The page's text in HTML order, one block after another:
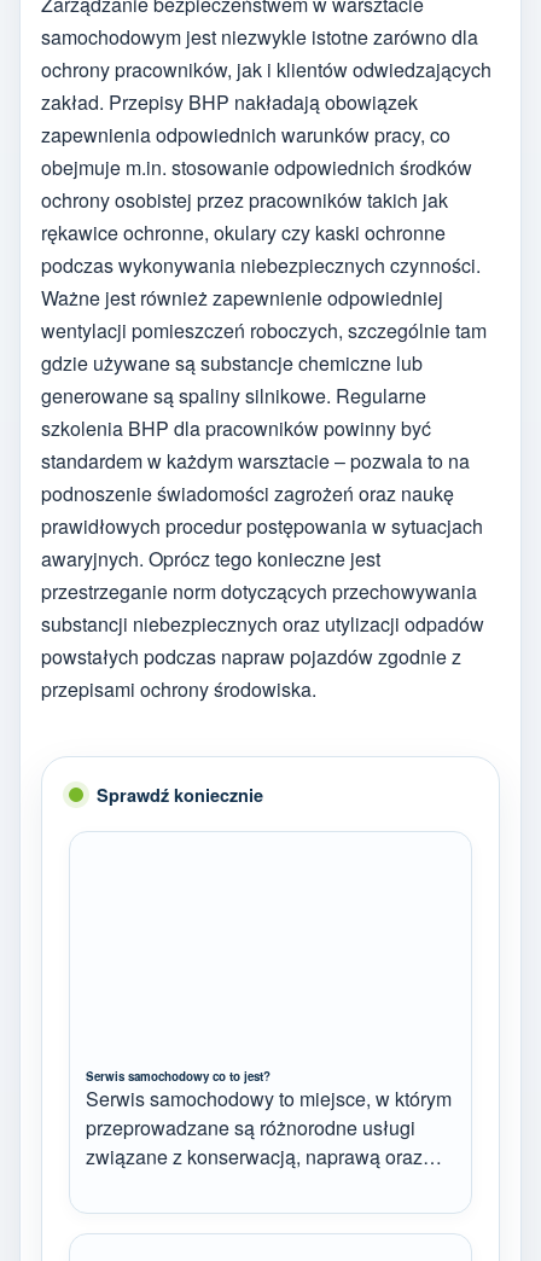
samochodowym jest niezwykle istotne zarówno dla
ochrony pracowników, jak i klientów odwiedzających
zakład. Przepisy BHP nakładają obowiązek
zapewnienia odpowiednich warunków pracy, co
obejmuje m.in. stosowanie odpowiednich środków
ochrony osobistej przez pracowników takich jak
rękawice ochronne, okulary czy kaski ochronne
podczas wykonywania niebezpiecznych czynności.
Ważne jest również zapewnienie odpowiedniej
wentylacji pomieszczeń roboczych, szczególnie tam
gdzie używane są substancje chemiczne lub
generowane są spaliny silnikowe. Regularne
szkolenia BHP dla pracowników powinny być
standardem w każdym warsztacie – pozwala to na
podnoszenie świadomości zagrożeń oraz naukę
prawidłowych procedur postępowania w sytuacjach
awaryjnych. Oprócz tego konieczne jest
przestrzeganie norm dotyczących przechowywania
substancji niebezpiecznych oraz utylizacji odpadów
powstałych podczas napraw pojazdów zgodnie z
przepisami ochrony środowiska.
Sprawdź koniecznie
Serwis samochodowy co to jest?
Serwis samochodowy to miejsce, w którym
przeprowadzane są różnorodne usługi
związane z konserwacją, naprawą oraz…